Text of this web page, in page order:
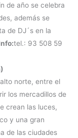
de año se celebra
además se
de DJ´s en la
tel.: 93 508 59
norte, entre el
los mercadillos de
crean las luces,
y una gran
de las ciudades